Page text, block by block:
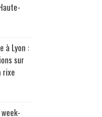
à Lyon :
sur
rixe